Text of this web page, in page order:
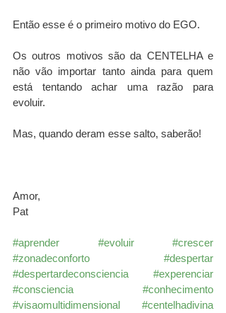
Então esse é o primeiro motivo do EGO.
Os outros motivos são da CENTELHA e
não vão importar tanto ainda para quem
está tentando achar uma razão para
evoluir.
Mas, quando deram esse salto, saberão!
Amor,
Pat
#aprender #evoluir
#crescer
#zonadeconforto
#despertar
#despertardeconsciencia
#experenciar
#consciencia
#conhecimento
#visaomultidimensional
#centelhadivina